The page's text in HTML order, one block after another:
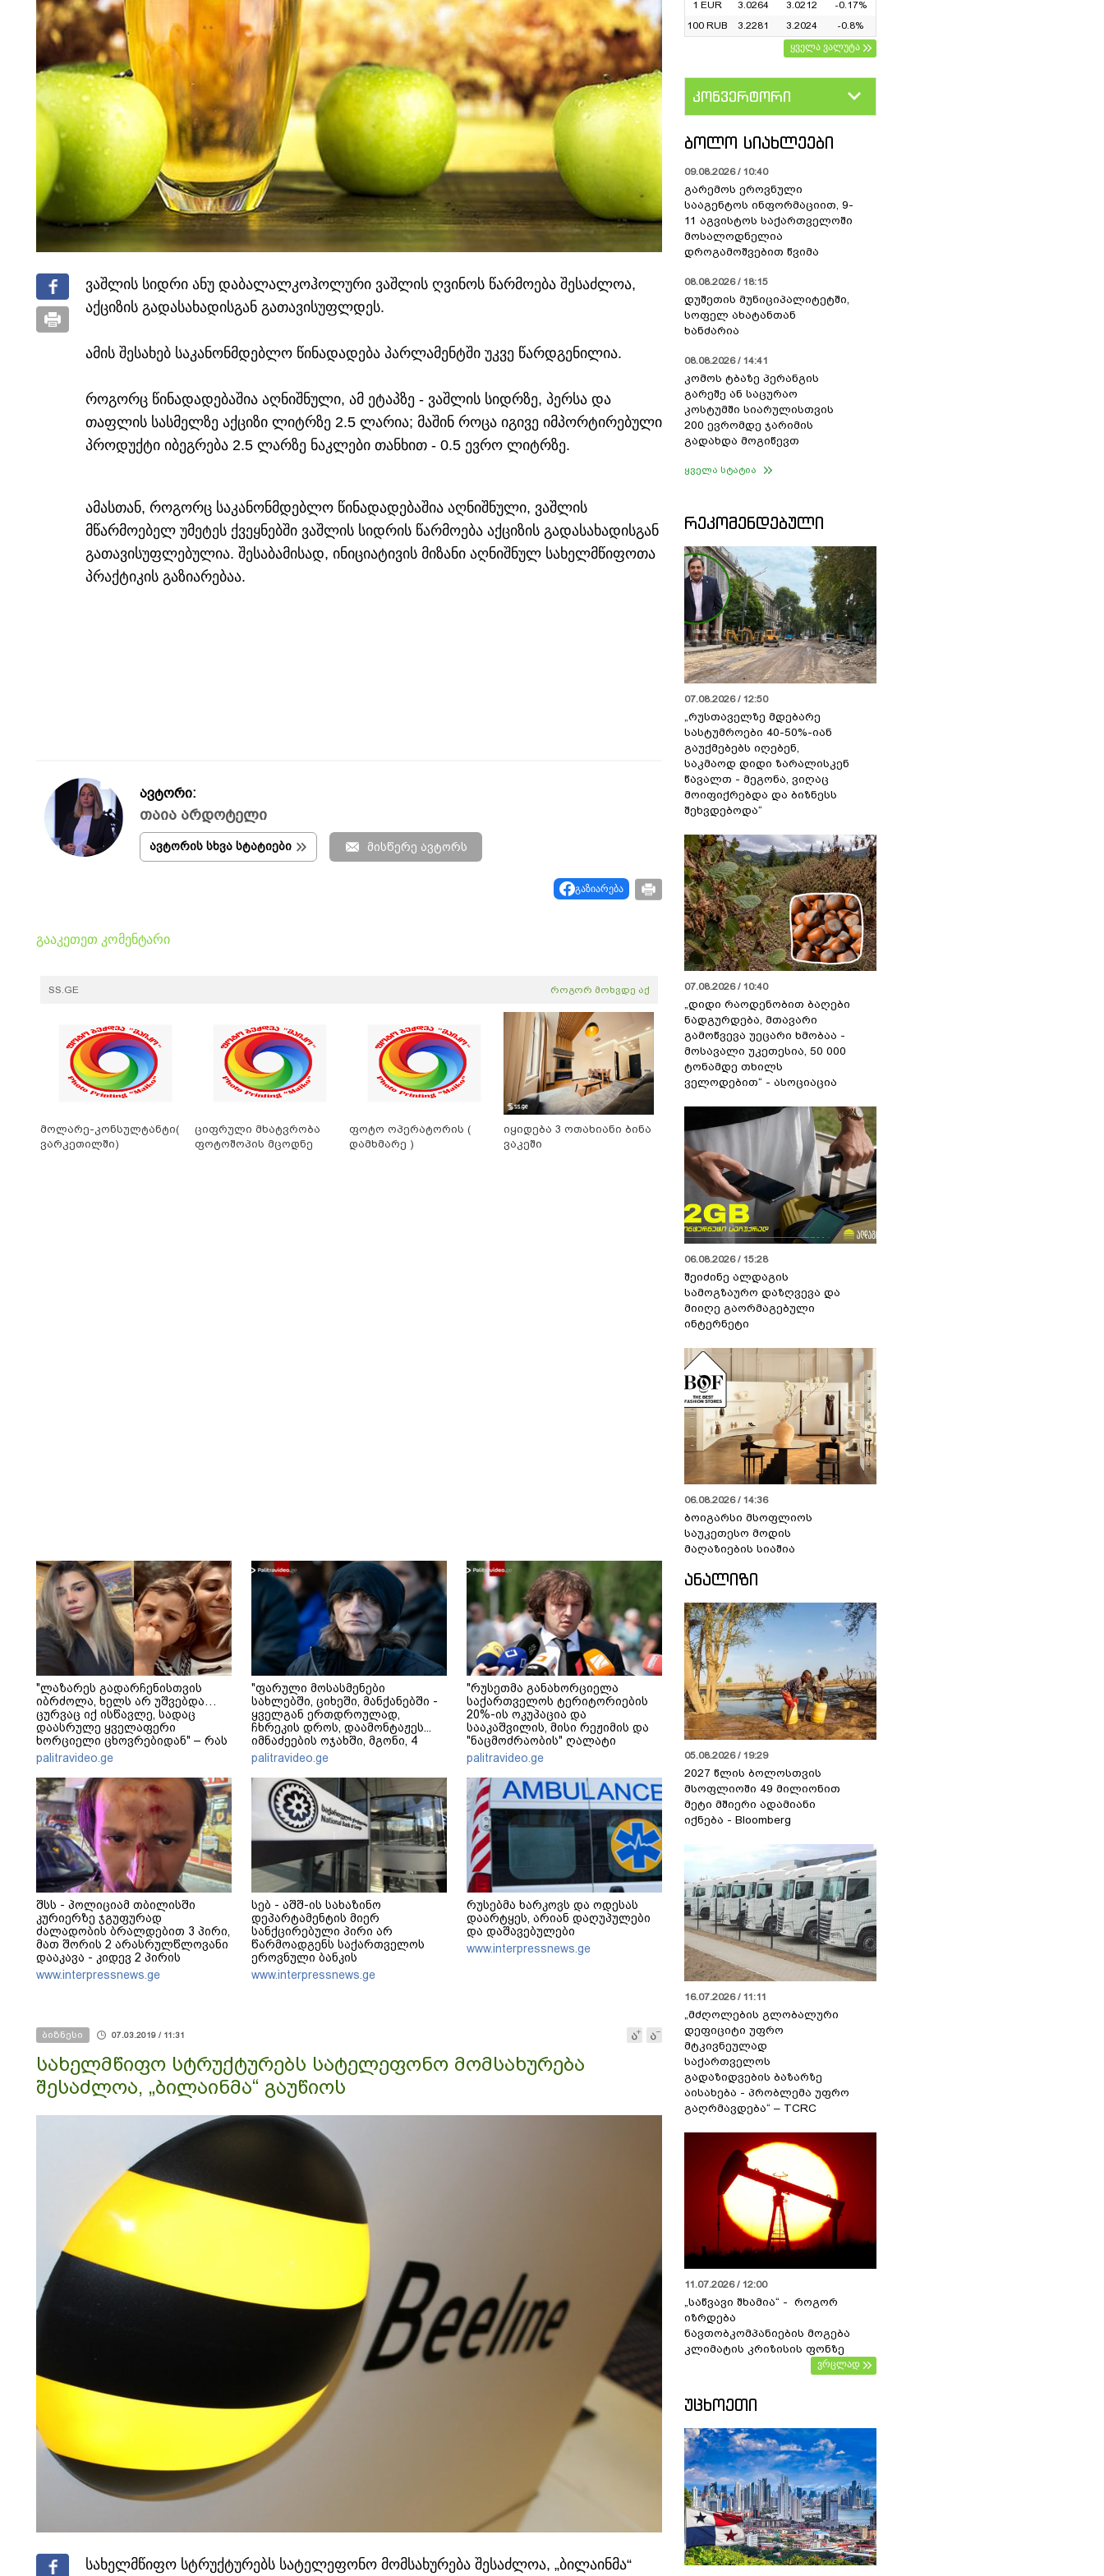
ვაშლის სიდრი ანუ დაბალალკოჰოლური ვაშლის ღვინოს წარმოება შესაძლოა,
აქციზის გადასახადისგან გათავისუფლდეს.
ამის შესახებ საკანონმდებლო წინადადება პარლამენტში უკვე წარდგენილია.
როგორც წინადადებაშია აღნიშნული, ამ ეტაპზე - ვაშლის სიდრზე, პერსა და
თაფლის სასმელზე აქციზი ლიტრზე 2.5 ლარია; მაშინ როცა იგივე იმპორტირებული
პროდუქტი იბეგრება 2.5 ლარზე ნაკლები თანხით - 0.5 ევრო ლიტრზე.
ამასთან, როგორც საკანონმდებლო წინადადებაშია აღნიშნული, ვაშლის
მწარმოებელ უმეტეს ქვეყნებში ვაშლის სიდრის წარმოება აქციზის გადასახადისგან
გათავისუფლებულია. შესაბამისად, ინიციატივის მიზანი აღნიშნულ სახელმწიფოთა
პრაქტიკის გაზიარებაა.
ავტორი:
თაია არდოტელი
ავტორის სხვა სტატიები მისწერე ავტორს
გაზიარება
გააკეთეთ კომენტარი
SS.GE როგორ მოხვდე აქ
მოლარე-კონსულტანტი(
ვარკეთილში)
ციფრული მხატვრობა
ფოტოშოპის მცოდნე
ფოტო ოპერატორის (
დამხმარე )
იყიდება 3 ოთახიანი ბინა
ვაკეში
"ლაზარეს გადარჩენისთვის
იბრძოლა, ხელს არ უშვებდა…
ცურვაც იქ ისწავლე, სადაც
დაასრულე ყველაფერი
ხორციელი ცხოვრებიდან" – რას
წერს ხობში დაღუპული დედა-
შვილის ახლობელი?
palitravideo.ge
"ფარული მოსასმენები
სახლებში, ციხეში, მანქანებში -
ყველგან ერთდროულად,
ჩხრეკის დროს, დაამონტაჟეს...
იმნაძეების ოჯახში, მგონი, 4
მოსასმენი იყო..." - ეკა კუპატაძე
palitravideo.ge
"რუსეთმა განახორციელა
საქართველოს ტერიტორიების
20%-ის ოკუპაცია და
სააკაშვილის, მისი რეჟიმის და
"ნაცმოძრაობის" ღალატი
ვერანაირად ვერ გადაფარავს
ამ დანაშაულს" - ირაკლი
კობახიძე
palitravideo.ge
შსს - პოლიციამ თბილისში
კურიერზე ჯგუფურად
ძალადობის ბრალდებით 3 პირი,
მათ შორის 2 არასრულწლოვანი
დააკავა - კიდევ 2 პირის
დაკავების მიზნით კი შესაბამისი
ღონისძიებები ტარდება
www.interpressnews.ge
სებ - აშშ-ის სახაზინო
დეპარტამენტის მიერ
სანქცირებული პირი არ
წარმოადგენს საქართველოს
ეროვნული ბანკის
რეგულირებულ სუბიექტს
www.interpressnews.ge
რუსებმა ხარკოვს და ოდესას
დაარტყეს, არიან დაღუპულები
და დაშავებულები
www.interpressnews.ge
ბიზნესი 07.03.2019 / 11:31
სახელმწიფო სტრუქტურებს სატელეფონო მომსახურება
შესაძლოა, „ბილაინმა“ გაუწიოს
სახელმწიფო სტრუქტურებს სატელეფონო მომსახურება შესაძლოა, „ბილაინმა“
1 EUR
3.0264 3.0212
-0.17%
100 RUB
3.2281 3.2024
-0.8%
ყველა ვალუტა
კონვერტორი
ᲑᲝᲚᲝ ᲡᲘᲐᲮᲚᲔᲔᲑᲘ
09.08.2026 / 10:40
გარემოს ეროვნული
სააგენტოს ინფორმაციით, 9-
11 აგვისტოს საქართველოში
მოსალოდნელია
დროგამოშვებით წვიმა
08.08.2026 / 18:15
დუშეთის მუნიციპალიტეტში,
სოფელ ახატანთან
ხანძარია
08.08.2026 / 14:41
კომოს ტბაზე პერანგის
გარეშე ან საცურაო
კოსტუმში სიარულისთვის
200 ევრომდე ჯარიმის
გადახდა მოგიწევთ
ყველა სტატია
ᲠᲔᲙᲝᲛᲔᲜᲓᲔᲑᲣᲚᲘ
07.08.2026 / 12:50
„რუსთაველზე მდებარე
სასტუმროები 40-50%-იან
გაუქმებებს იღებენ,
საკმაოდ დიდი ზარალისკენ
წავალთ - მეგონა, ვიღაც
მოიფიქრებდა და ბიზნესს
შეხვდებოდა“
07.08.2026 / 10:40
„დიდი რაოდენობით ბაღები
ნადგურდება, მთავარი
გამოწვევა უეცარი ხმობაა -
მოსავალი უკეთესია, 50 000
ტონამდე თხილს
ველოდებით“ - ასოციაცია
06.08.2026 / 15:28
შეიძინე ალდაგის
სამოგზაურო დაზღვევა და
მიიღე გაორმაგებული
ინტერნეტი
06.08.2026 / 14:36
ბოიგარსი მსოფლიოს
საუკეთესო მოდის
მაღაზიების სიაშია
ᲐᲜᲐᲚᲘᲖᲘ
05.08.2026 / 19:29
2027 წლის ბოლოსთვის
მსოფლიოში 49 მილიონით
მეტი მშიერი ადამიანი
იქნება - Bloomberg
16.07.2026 / 11:11
„მძღოლების გლობალური
დეფიციტი უფრო
მტკივნეულად
საქართველოს
გადაზიდვების ბაზარზე
აისახება - პრობლემა უფრო
გაღრმავდება“ – TCRC
11.07.2026 / 12:00
„საწვავი შხამია“ - როგორ
იზრდება
ნავთობკომპანიების მოგება
კლიმატის კრიზისის ფონზე
ვრცლად
ᲣᲪᲮᲝᲔᲗᲘ